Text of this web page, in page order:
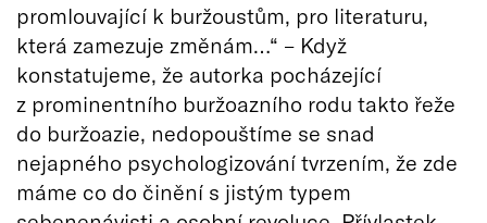
promlouvající k buržoustům, pro literaturu,
která zamezuje změnám…“ – Když
konstatujeme, že autorka pocházející
z prominentního buržoazního rodu takto řeže
do buržoazie, nedopouštíme se snad
nejapného psychologizování tvrzením, že zde
máme co do činění s jistým typem